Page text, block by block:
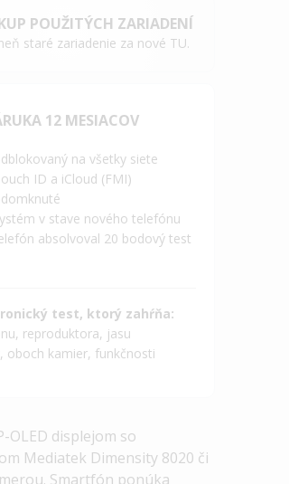
POUŽITÝCH ZARIADENÍ
staré zariadenie za nové TU.
12 MESIACOV
na všetky siete
ID a iCloud (FMI)
v stave nového telefónu
absolvoval 20 bodový test
test, ktorý zahŕňa:
reproduktora, jasu
oboch kamier, funkčnosti
OLED displejom so
Mediatek Dimensity 8020 či
Smartfón ponúka